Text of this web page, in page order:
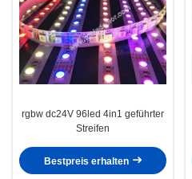
rgbw dc24V 96led 4in1 geführter
Streifen
Bestpreis erhalten